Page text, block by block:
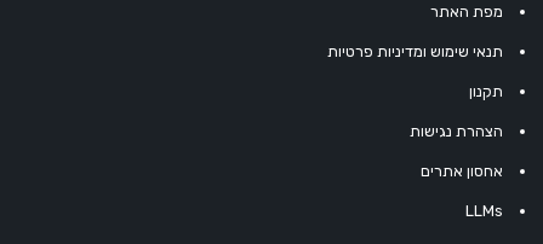
מפת האתר
תנאי שימוש ומדיניות פרטיות
תקנון
הצהרת נגישות
אחסון אתרים
LLMs